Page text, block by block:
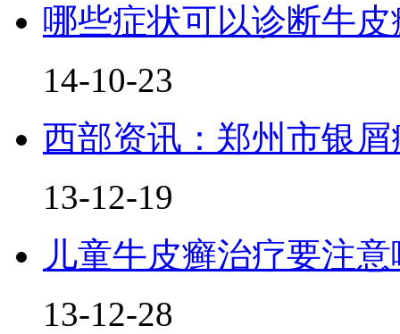
哪些症状可以诊断牛皮
14-10-23
西部资讯：郑州市银
13-12-19
儿童牛皮癣治疗要注
13-12-28